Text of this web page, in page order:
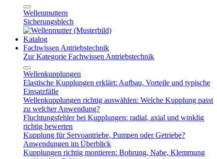
Wellenmuttern
Sicherungsblech
Katalog
Fachwissen Antriebstechnik
Zur Kategorie Fachwissen Antriebstechnik
Wellenkupplungen
Elastische Kupplungen erklärt: Aufbau, Vorteile und typische
Einsatzfälle
Wellenkupplungen richtig auswählen: Welche Kupplung passt
zu welcher Anwendung?
Fluchtungsfehler bei Kupplungen: radial, axial und winklig
richtig bewerten
Kupplung für Servoantriebe, Pumpen oder Getriebe?
Anwendungen im Überblick
Kupplungen richtig montieren: Bohrung, Nabe, Klemmung